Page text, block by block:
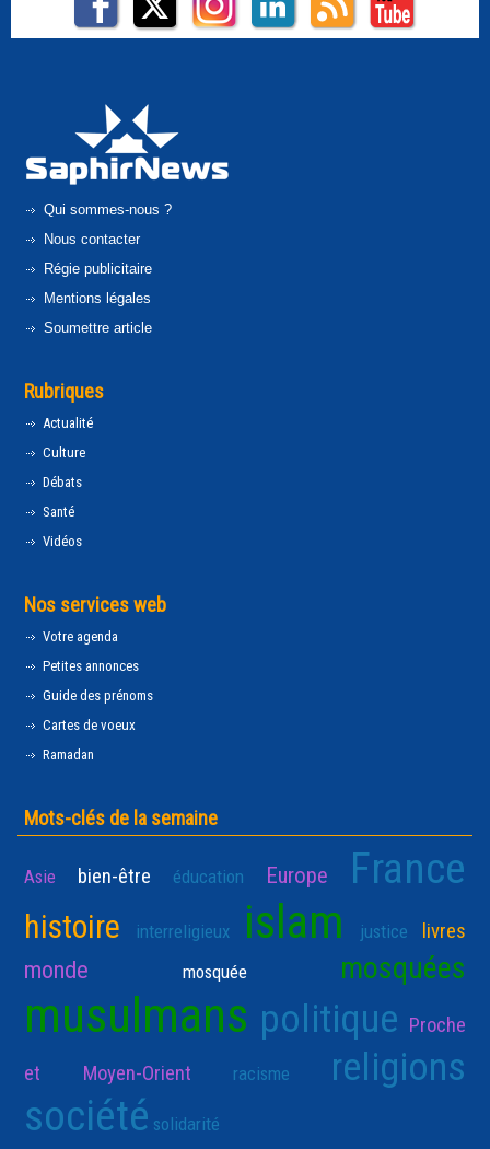
Qui sommes-nous ?
Nous contacter
Régie publicitaire
Mentions légales
Soumettre article
Rubriques
Actualité
Culture
Débats
Santé
Vidéos
Nos services web
Votre agenda
Petites annonces
Guide des prénoms
Cartes de voeux
Ramadan
Mots-clés de la semaine
Asie bien-être éducation Europe France
histoire interreligieux islam justice livres
monde mosquée mosquées
musulmans politique Proche
et Moyen-Orient
racisme religions
société solidarité